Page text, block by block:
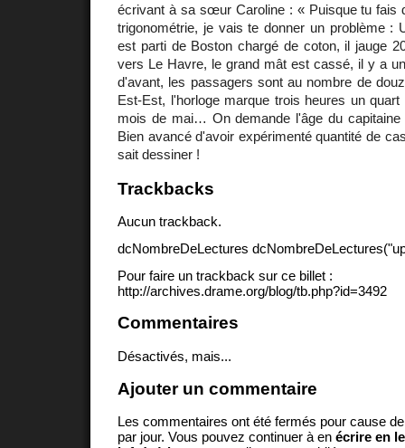
écrivant à sa sœur Caroline : « Puisque tu fais
trigonométrie, je vais te donner un problème :
est parti de Boston chargé de coton, il jauge
vers Le Havre, le grand mât est cassé, il y a
d'avant, les passagers sont au nombre de
Est-Est, l'horloge marque trois heures un
mois de mai… On demande l'âge du
Bien avancé d'avoir expérimenté quantité de
sait dessiner !
Trackbacks
Aucun trackback.
dcNombreDeLectures
Pour faire un trackback sur ce billet :
http://archives.drame.org/blog/tb.php?id=3492
Commentaires
Désactivés, mais...
Ajouter un commentaire
Les commentaires ont été fermés pour cause
par jour. Vous pouvez continuer à en écrire en